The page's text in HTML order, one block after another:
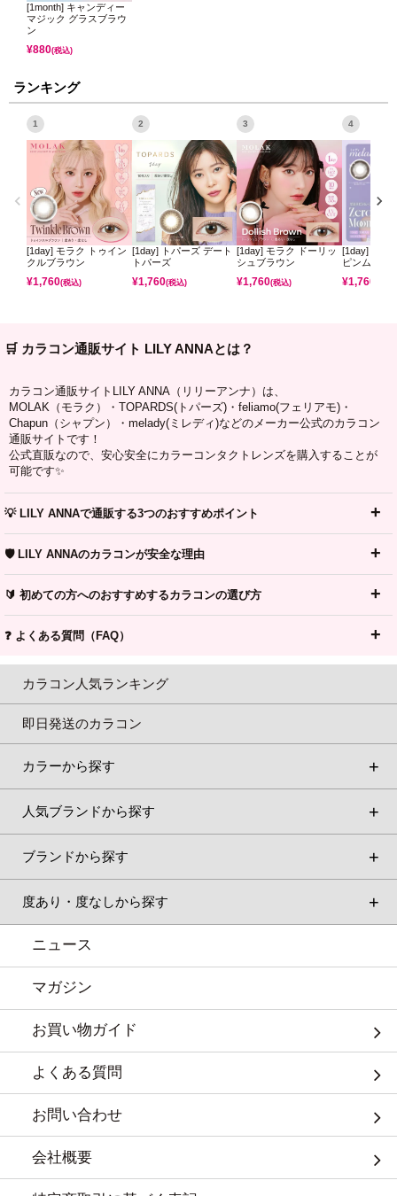
[1month] キャンディー
マジック グラスブラウ
ン
¥880(税込)
ランキング
1
[1day] モラク トゥイン
クルブラウン
¥1,760(税込)
2
[1day] トパーズ デート
トパーズ
¥1,760(税込)
3
[1day] モラク ドーリッ
シュブラウン
¥1,760(税込)
4
[1day] ミレ
ピンムーン
¥1,760
🛒 カラコン通販サイト LILY ANNAとは？
カラコン通販サイトLILY ANNA（リリーアンナ）は、
MOLAK（モラク）・TOPARDS(トパーズ)・feliamo(フェリアモ)・
Chapun（シャプン）・melady(ミレディ)などのメーカー公式のカラコン
通販サイトです！
公式直販なので、安心安全にカラーコンタクトレンズを購入することが
可能です✨
💡 LILY ANNAで通販する3つのおすすめポイント
🛡️ LILY ANNAのカラコンが安全な理由
🔰 初めての方へのおすすめするカラコンの選び方
❓ よくある質問（FAQ）
カラコン人気ランキング
即日発送のカラコン
カラーから探す
人気ブランドから探す
ブランドから探す
度あり・度なしから探す
ニュース
マガジン
お買い物ガイド
よくある質問
お問い合わせ
会社概要